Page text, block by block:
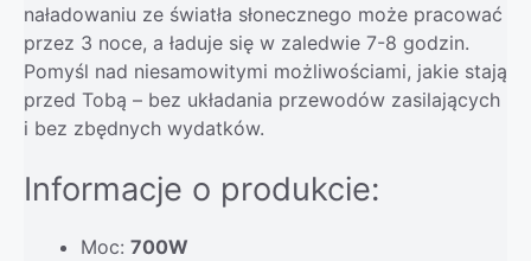
naładowaniu ze światła słonecznego może pracować
przez 3 noce, a ładuje się w zaledwie 7-8 godzin.
Pomyśl nad niesamowitymi możliwościami, jakie stają
przed Tobą – bez układania przewodów zasilających
i bez zbędnych wydatków.
Informacje o produkcie:
Moc: 700W